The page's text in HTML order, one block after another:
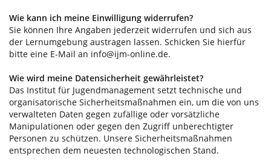
Wie kann ich meine Einwilligung widerrufen?
Sie können Ihre Angaben jederzeit widerrufen und sich aus
der Lernumgebung austragen lassen. Schicken Sie hierfür
bitte eine E-Mail an info@ijm-online.de.
Wie wird meine Datensicherheit gewährleistet?
Das Institut für Jugendmanagement setzt technische und
organisatorische Sicherheitsmaßnahmen ein, um die von uns
verwalteten Daten gegen zufällige oder vorsätzliche
Manipulationen oder gegen den Zugriff unberechtigter
Personen zu schützen. Unsere Sicherheitsmaßnahmen
entsprechen dem neuesten technologischen Stand.